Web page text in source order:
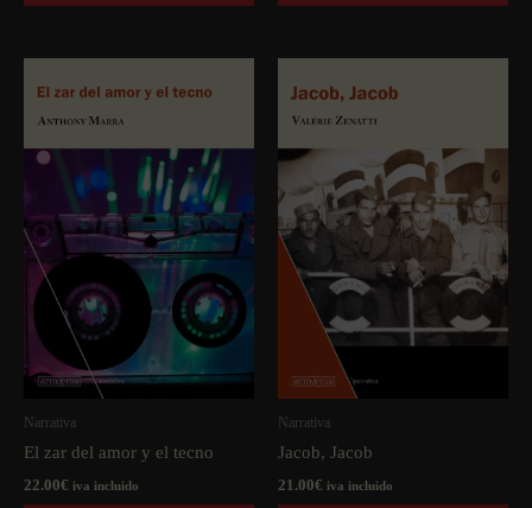
Narrativa
El zar del amor y el tecno
22.00€ iva incluido
Narrativa
Jacob, Jacob
21.00€ iva incluido